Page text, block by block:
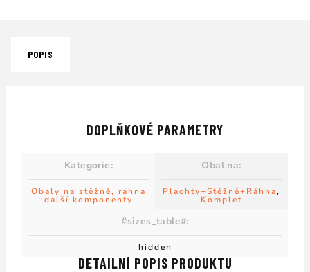
POPIS
DETAILNÍ POPIS PRODUKTU
DOPLŇKOVÉ PARAMETRY
Kategorie:
Obaly na stěžně, ráhna
další komponenty
Obal na:
Plachty+Stěžně+Ráhna,
Komplet
#sizes_table#:
hidden